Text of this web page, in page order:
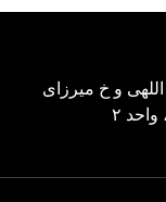
و خ میرزای